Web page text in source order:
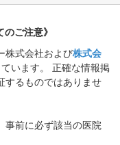
のご注意》
株式会社および株式会
います。 正確な情報掲
するものではありませ
事前に必ず該当の医院